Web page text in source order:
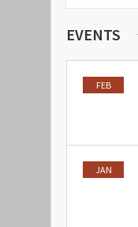
EVENTS
FEB
JAN